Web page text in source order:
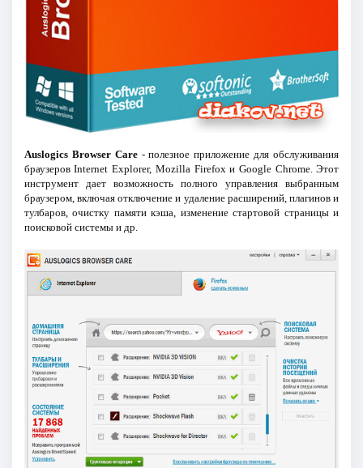
Auslogics Browser Care- полезное приложение для обслуживания
браузеров Internet Explorer, Mozilla Firefox и Google Chrome. Этот
инструмент дает возможность полного управления выбранным
браузером, включая отключение и удаление расширений, плагинов и
тулбаров, очистку памяти кэша, изменение стартовой страницы и
поисковой системы и др.